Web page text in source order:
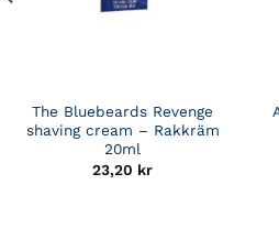
The Bluebeards Revenge
shaving cream – Rakkräm
20ml
23,20 kr